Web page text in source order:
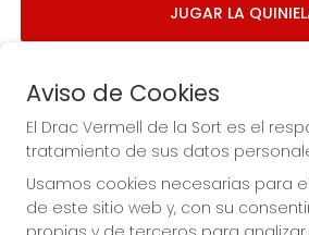
JUGAR LA
Imagen anterior
Aviso de Cookies
El Drac Vermell de la Sort es el
tratamiento de sus datos
Usamos cookies necesarias para
de este sitio web y, con su